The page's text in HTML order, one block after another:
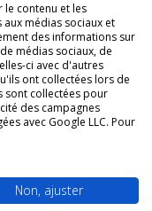
chrétienne de
contenu et les
médias sociaux et
des informations sur
médias sociaux, de
ci avec d'autres
ont collectées lors de
sont collectées pour
des campagnes
avec Google LLC. Pour
Non, ajuster